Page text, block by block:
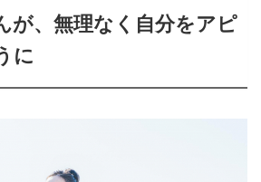
が、無理なく自分をアピ
に